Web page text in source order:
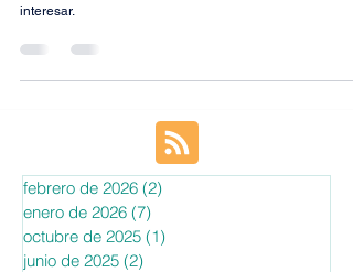
En este artículo, te revelamos las 4 maneras de invertir
interesar.
febrero de 2026 (2)2 entradas
enero de 2026 (7)